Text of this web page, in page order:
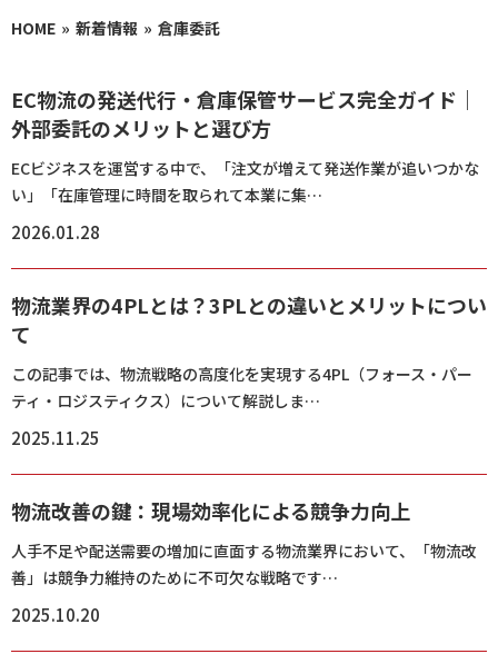
HOME 新着情報 倉庫委託
EC物流の発送代行・倉庫保管サービス完全ガイド｜
外部委託のメリットと選び方
ECビジネスを運営する中で、「注文が増えて発送作業が追いつかな
い」「在庫管理に時間を取られて本業に集…
2026.01.28
物流業界の4PLとは？3PLとの違いとメリットについ
て
この記事では、物流戦略の高度化を実現する4PL（フォース・パー
ティ・ロジスティクス）について解説しま…
2025.11.25
物流改善の鍵：現場効率化による競争力向上
人手不足や配送需要の増加に直面する物流業界において、「物流改
善」は競争力維持のために不可欠な戦略です…
2025.10.20